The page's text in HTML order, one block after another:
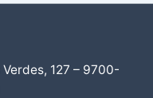
127 – 9700-